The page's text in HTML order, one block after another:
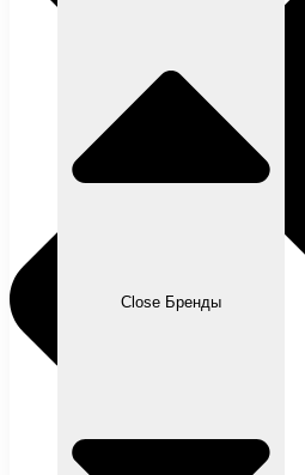
Close Бренды